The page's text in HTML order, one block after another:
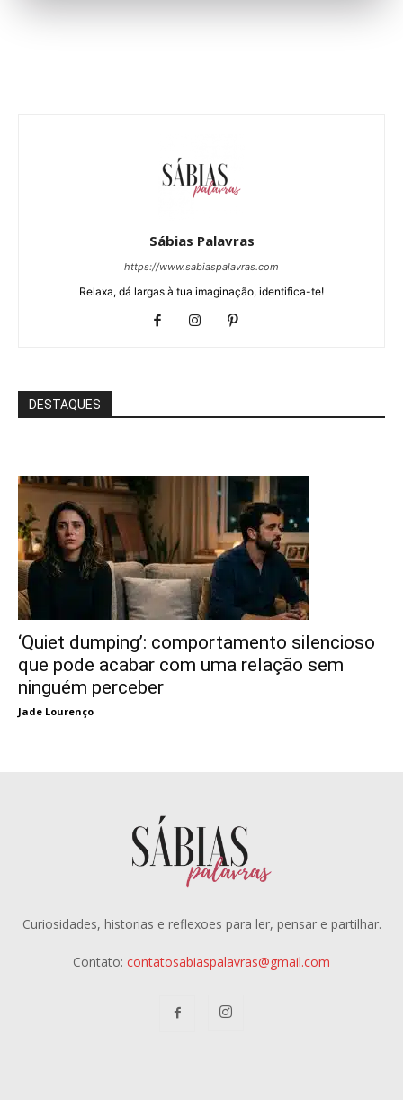
Sábias Palavras
https://www.sabiaspalavras.com
Relaxa, dá largas à tua imaginação, identifica-te!
DESTAQUES
‘Quiet dumping’: comportamento silencioso
que pode acabar com uma relação sem
ninguém perceber
Jade Lourenço
Curiosidades, historias e reflexoes para ler, pensar e partilhar.
Contato: contatosabiaspalavras@gmail.com